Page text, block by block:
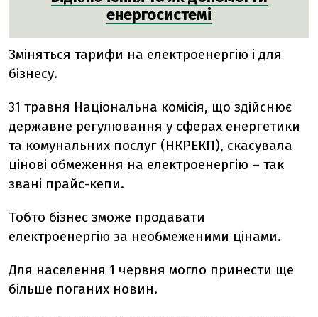
енергосистемі
Зміняться тарифи на електроенергію і для
бізнесу.
31 травня Національна комісія, що здійснює
державне регулювання у сферах енергетики
та комунальних послуг (НКРЕКП), скасувала
цінові обмеження на електроенергію – так
звані прайс-кепи.
Тобто бізнес зможе продавати
електроенергію за необмеженими цінами.
Для населення 1 червня могло принести ще
більше поганих новин.